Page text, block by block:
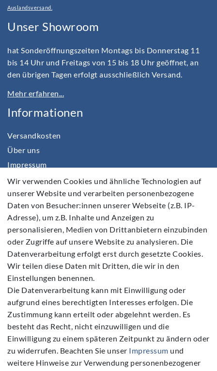
Auslandsversand.
Unser Showroom
hat Sonderöffnungszeiten Montags bis Donnerstag 11
bis 14 Uhr und Freitags von 15 bis 18 Uhr geöffnet, an
den übrigen Tagen erfolgt ausschließlich Versand.
Mehr erfahren...
Informationen
Versandkosten
Über uns
Impressum
Daten­schutz­erklärung
AGB
Barrierefreiheitserklärung
Widerrufs­recht
Kontakt
Vertrag widerrufen
Folgen Sie Uns
Wir verwenden Cookies und ähnliche Technologien auf
unserer Website und verarbeiten personenbezogene
Daten von Besucher:innen unserer Webseite (z.B. IP-
Adresse), um z.B. Inhalte und Anzeigen zu
personalisieren, Medien von Drittanbietern einzubinden
oder Zugriffe auf unsere Website zu analysieren. Die
Datenverarbeitung erfolgt erst durch gesetzte Cookies.
Wir teilen diese Daten mit Dritten, die wir in den
Einstellungen benennen.
Die Datenverarbeitung kann mit Einwilligung oder
aufgrund eines berechtigten Interesses erfolgen. Die
Zustimmung kann erteilt oder abgelehnt werden. Es
besteht das Recht, nicht einzuwilligen und die
Einwilligung zu einem späteren Zeitpunkt zu ändern oder
zu widerrufen. Beachten Sie unser Impressum und
weitere Hinweise zur Verwendung personenbezogener